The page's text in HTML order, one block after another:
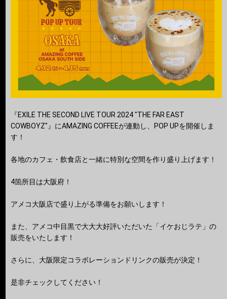
『EXILE THE SECOND LIVE TOUR 2024 "THE FAR EAST
COWBOYZ"』にAMAZING COFFEEが連動し、POP UPを開催しま
す！
各地のカフェ・飲食店と一緒に特別な空間を作り盛り上げます！
4箇所目は大阪府！
アメコ大阪店で盛り上がる準備をお願いします！
また、アメコ中目黒で大大大好評いただいた「イケおじラテ」の
販売をいたします！
さらに、大阪限定コラボレーションドリンクの販売が決定！
是非チェックしてください！